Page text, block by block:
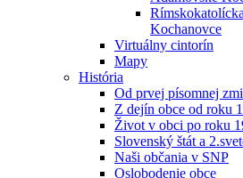
Kochanovce
Virtuálny cintorín
Mapy
História
Od prvej písomnej
Z dejín obce od roku
Život v obci po roku
Slovenský štát a
Naši občania v SNP
Oslobodenie obce